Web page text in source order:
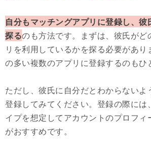
自分もマッチングアプリに登録し、彼
探るのも方法です。まずは、彼氏がど
リを利用しているかを探る必要があり
の多い複数のアプリに登録するのもひ
ただし、彼氏に自分だとわからないよ
登録してみてください。登録の際には
イプを想定してアカウントのプロフィ
がおすすめです。